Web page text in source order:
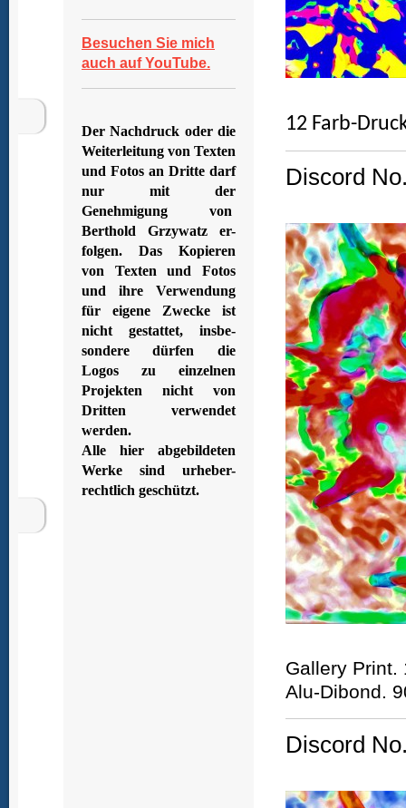
Besuchen Sie mich
auch auf YouTube.
Der Nachdruck oder die
Weiterleitung von Texten
und Fotos an Dritte darf
nur mit der
Genehmigung von
Berthold Grzywatz er-
folgen. Das Kopieren
von Texten und Fotos
und ihre Verwendung
für eigene Zwecke ist
nicht gestattet, insbe-
sondere dürfen die
Logos zu einzelnen
Projekten nicht von
Dritten verwendet
werden.
Alle hier abgebildeten
Werke sind urheber-
rechtlich geschützt.
12 Farb-
Discord
Gallery Print.
Alu-Dibond.
Discord